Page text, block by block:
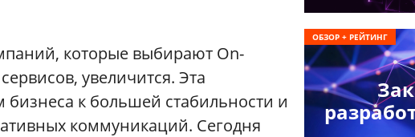
которые выбирают On-
увеличится. Эта
бизнеса к большей стабильности и
коммуникаций. Сегодня
ОБЗОР + РЕЙТИНГ